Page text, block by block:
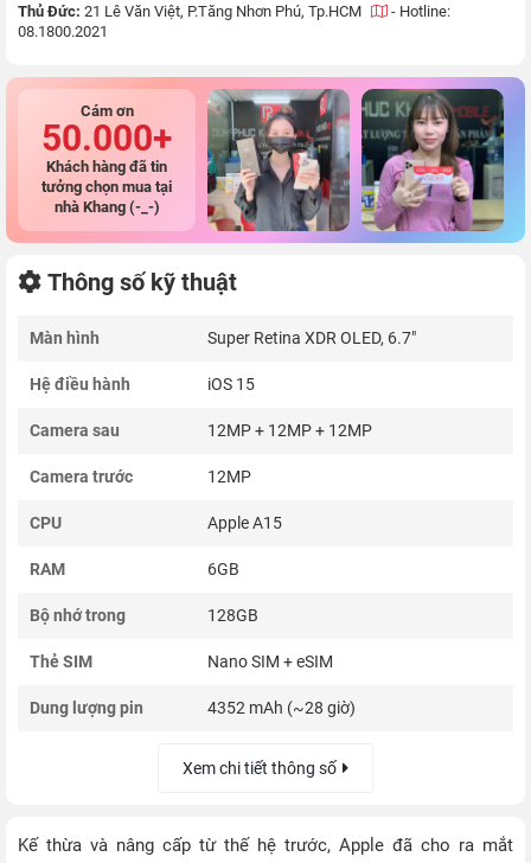
Thủ Đức: 21 Lê Văn Việt, P.Tăng Nhơn Phú, Tp.HCM - Hotline:
08.1800.2021
Cám ơn
50.000+
Khách hàng đã tin
tưởng chọn mua tại
nhà Khang (-_-)
Kế thừa và nâng cấp từ thế hệ trước, Apple đã cho ra mắt
Thông số kỹ thuật
Màn hình Super Retina XDR OLED, 6.7"
Hệ điều hành iOS 15
Camera sau 12MP + 12MP + 12MP
Camera trước 12MP
CPU Apple A15
RAM 6GB
Bộ nhớ trong 128GB
Thẻ SIM Nano SIM + eSIM
Dung lượng pin 4352 mAh (~28 giờ)
Xem chi tiết thông số